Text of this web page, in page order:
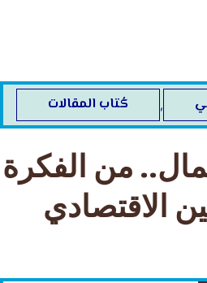
, كُتاب المقالات
من الفكرة
الاقتصادي